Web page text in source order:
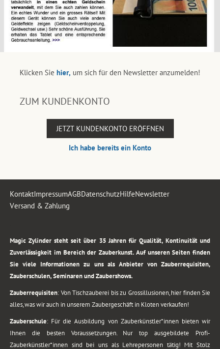
Klicken Sie hier, um sich für den Newsletter anzumelden!
ZUM KUNDENKONTO
JETZT KUNDENKONTO ERÖFFNEN
Ich habe bereits ein Konto
KontaktImpressumAGBDatenschutzHilfeNewsletter
Versand & Zahlung
Magic Zylinder steht seit über 35 Jahren für Qualität, Kontinuität und
Zuverlässigkeit im Bereich der Zauberkunst. Auf unseren Seiten finden
Sie viele Informationen zu uns als Anbieter von Zauberrequisiten,
Zauberschulen, Seminaren und Zaubershows.
Zauberrequisiten: Von Tischzauberei bis zu Grossillusionen, hier finden Sie
alles, was wir auch in unserem Zaubergeschäft in Kloten verkaufen!
Zauberschule: Für die Ausbildung von Zauberkünstler*innen bieten wir
Ihnen die besten Voraussetzungen. Nur top ausgebildete Profi-
Zauberkünstler*innen sind bei uns als Lehrepersonen tätig! Mit Stolz